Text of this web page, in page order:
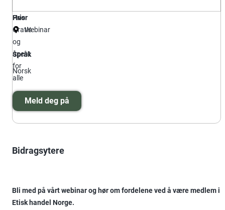
Hvor
Webinar
Språk
Norsk
Meld deg på
Pris
Gratis
og
åpent
for
alle
Bidragsytere
Bli med på vårt webinar og hør om fordelene ved å være medlem i
Etisk handel Norge.